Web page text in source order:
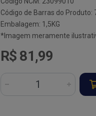
Código de Barras do Produto:
Embalagem: 1,5KG
*Imagem meramente
R$ 81,99